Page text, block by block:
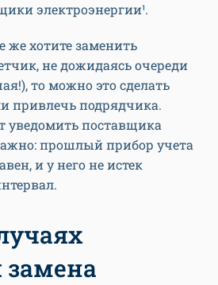
электроэнергии¹.
же хотите заменить
не дожидаясь очереди
то можно это сделать
привлечь подрядчика.
уведомить поставщика
прошлый прибор учета
и у него не истек
замена